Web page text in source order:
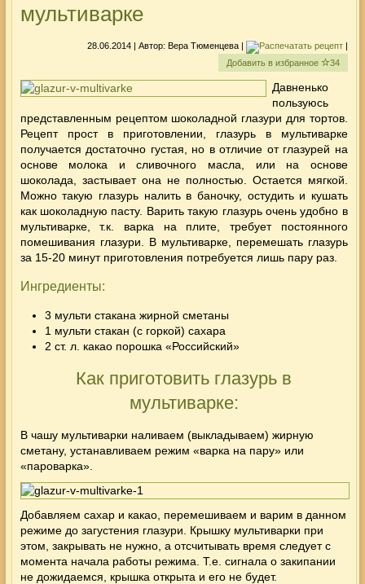
мультиварке
28.06.2014 | Автор: Вера Тюменцева|
|
Добавить в избранное
34
Давненько
пользуюсь
представленным рецептом шоколадной глазури для тортов.
Рецепт прост в приготовлении, глазурь в мультиварке
получается достаточно густая, но в отличие от глазурей на
основе молока и сливочного масла, или на основе
шоколада, застывает она не полностью. Остается мягкой.
Можно такую глазурь налить в баночку, остудить и кушать
какшоколадную пасту. Варить такую глазурь очень удобно в
мультиварке, т.к. варка на плите, требует постоянного
помешивания глазури. В мультиварке, перемешать глазурь
за 15-20 минут приготовления потребуется лишь пару раз.
Ингредиенты:
3 мульти стакана жирной сметаны
1 мульти стакан (с горкой) сахара
2 ст. л. какао порошка «Российский»
Как приготовить глазурь в
мультиварке:
В чашу мультиварки наливаем (выкладываем) жирную
сметану, устанавливаем режим «варка на пару» или
«пароварка».
Добавляем сахар и какао, перемешиваем и варим в данном
режиме до загустения глазури. Крышку мультиварки при
этом, закрывать не нужно, а отсчитывать время следует с
момента начала работы режима. Т.е. сигнала о закипании
не дожидаемся, крышка открыта и его не будет.